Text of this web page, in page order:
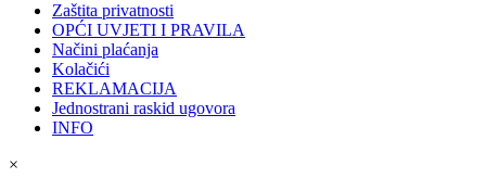
Zaštita privatnosti
OPĆI UVJETI I PRAVILA
Načini plaćanja
Kolačići
REKLAMACIJA
Jednostrani raskid ugovora
INFO
×